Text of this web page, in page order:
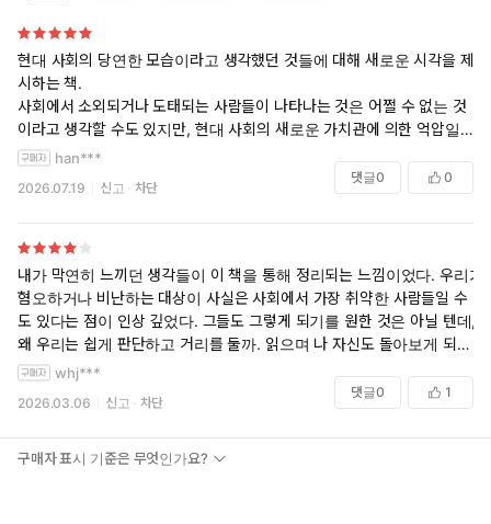
현대 사회의 당연한 모습이라고 생각했던 것들에 대해 새로운 시각을 제
시하는 책.
사회에서 소외되거나 도태되는 사람들이 나타나는 것은 어쩔 수 없는 것
이라고 생각할 수도 있지만, 현대 사회의 새로운 가치관에 의한 억압일 수
도 있겠다.
han***
2026.07.19 신고 차단
댓글0 0
내가 막연히 느끼던 생각들이 이 책을 통해 정리되는 느낌이었다. 우리가
혐오하거나 비난하는 대상이 사실은 사회에서 가장 취약한 사람들일 수
도 있다는 점이 인상 깊었다. 그들도 그렇게 되기를 원한 것은 아닐 텐데,
왜 우리는 쉽게 판단하고 거리를 둘까. 읽으며 나 자신도 돌아보게 되는
책이었다.
whj***
2026.03.06 신고 차단
댓글0 1
구매자 표시 기준은 무엇인가요?